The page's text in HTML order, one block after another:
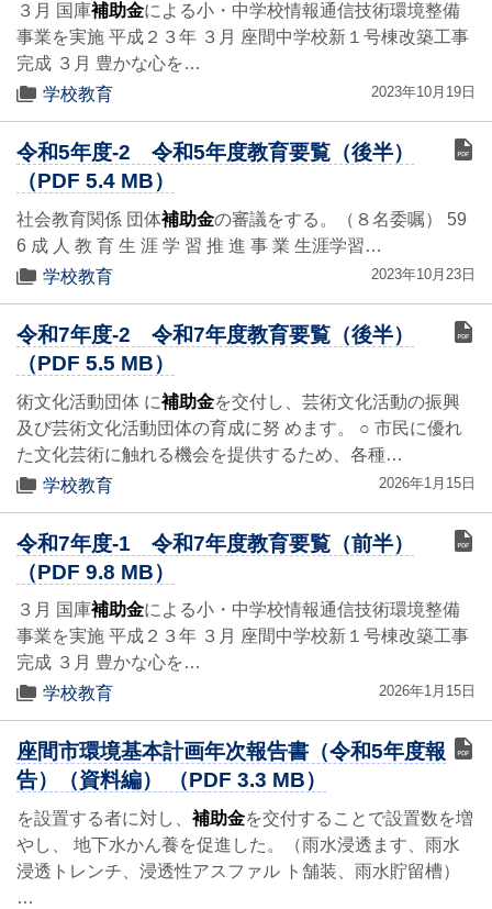
３月 国庫補助金による小・中学校情報通信技術環境整備
事業を実施 平成２３年 ３月 座間中学校新１号棟改築工事
完成 ３月 豊かな心を…
学校教育
2023年10月19日
令和5年度-2 令和5年度教育要覧（後半）
（PDF 5.4 MB）
社会教育関係 団体補助金の審議をする。（８名委嘱） 59
6 成 人 教 育 生 涯 学 習 推 進 事 業 生涯学習…
学校教育
2023年10月23日
令和7年度-2 令和7年度教育要覧（後半）
（PDF 5.5 MB）
術文化活動団体 に補助金を交付し、芸術文化活動の振興
及び芸術文化活動団体の育成に努 めます。 ○ 市民に優れ
た文化芸術に触れる機会を提供するため、各種…
学校教育
2026年1月15日
令和7年度-1 令和7年度教育要覧（前半）
（PDF 9.8 MB）
３月 国庫補助金による小・中学校情報通信技術環境整備
事業を実施 平成２３年 ３月 座間中学校新１号棟改築工事
完成 ３月 豊かな心を…
学校教育
2026年1月15日
座間市環境基本計画年次報告書（令和5年度報
告）（資料編） （PDF 3.3 MB）
を設置する者に対し、 補助金を交付することで設置数を増
やし、 地下水かん養を促進した。（雨水浸透ます、雨水
浸透トレンチ、浸透性アスファル ト舗装、雨水貯留槽）
…